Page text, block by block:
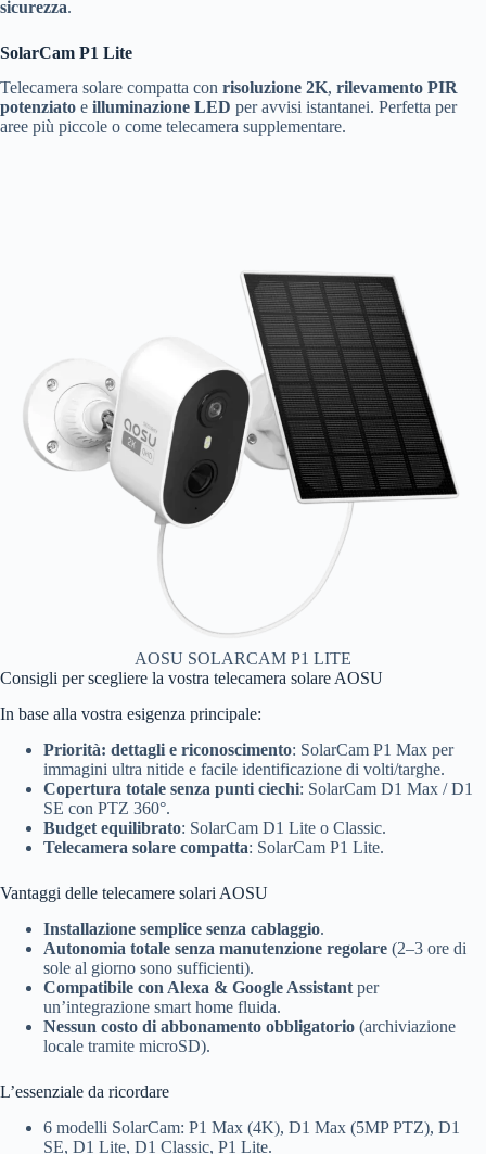
sicurezza.
SolarCam P1 Lite
Telecamera solare compatta con risoluzione 2K, rilevamento PIR
potenziato e illuminazione LED per avvisi istantanei. Perfetta per
aree più piccole o come telecamera supplementare.
AOSU SOLARCAM P1 LITE
Consigli per scegliere la vostra telecamera solare AOSU
In base alla vostra esigenza principale:
Priorità: dettagli e riconoscimento: SolarCam P1 Max per
immagini ultra nitide e facile identificazione di volti/targhe.
Copertura totale senza punti ciechi: SolarCam D1 Max / D1
SE con PTZ 360°.
Budget equilibrato: SolarCam D1 Lite o Classic.
Telecamera solare compatta: SolarCam P1 Lite.
Vantaggi delle telecamere solari AOSU
Installazione semplice senza cablaggio.
Autonomia totale senza manutenzione regolare (2–3 ore di
sole al giorno sono sufficienti).
Compatibile con Alexa & Google Assistant per
un’integrazione smart home fluida.
Nessun costo di abbonamento obbligatorio (archiviazione
locale tramite microSD).
L’essenziale da ricordare
6 modelli SolarCam: P1 Max (4K), D1 Max (5MP PTZ), D1
SE, D1 Lite, D1 Classic, P1 Lite.